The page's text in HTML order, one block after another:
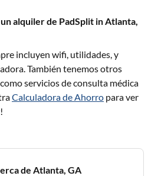
alquiler de PadSplit in Atlanta,
incluyen wifi, utilidades, y
También tenemos otros
servicios de consulta médica
Calculadora de Ahorro para ver
de Atlanta, GA